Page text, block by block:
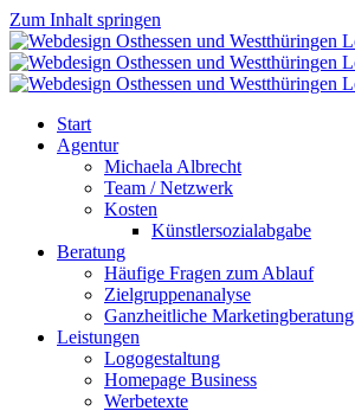
Zum Inhalt springen
Start
Agentur
Michaela Albrecht
Team / Netzwerk
Kosten
Künstlersozialabgabe
Beratung
Häufige Fragen zum Ablauf
Zielgruppenanalyse
Ganzheitliche Marketingberatung
Leistungen
Logogestaltung
Homepage Business
Werbetexte